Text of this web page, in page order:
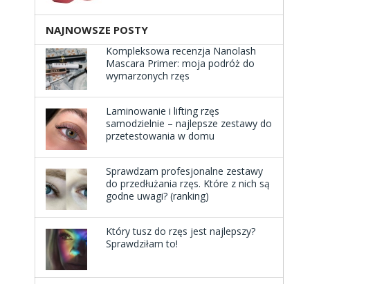
NAJNOWSZE POSTY
Kompleksowa recenzja Nanolash
Mascara Primer: moja podróż do
wymarzonych rzęs
Laminowanie i lifting rzęs
samodzielnie – najlepsze zestawy do
przetestowania w domu
Sprawdzam profesjonalne zestawy
do przedłużania rzęs. Które z nich są
godne uwagi? (ranking)
Który tusz do rzęs jest najlepszy?
Sprawdziłam to!